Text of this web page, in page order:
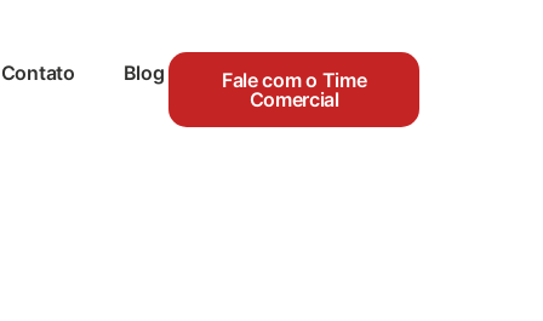
Contato Blog
Fale com o Time
Comercial